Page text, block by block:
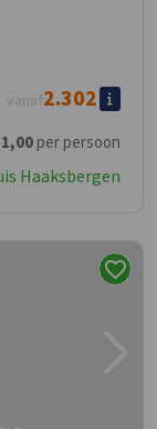
,00per persoon
vanaf2.302
Haaksbergen